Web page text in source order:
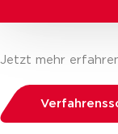
Jetzt mehr